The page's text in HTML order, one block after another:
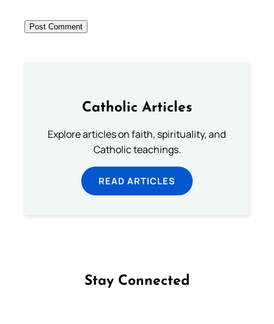
Catholic Articles
Explore articles on faith, spirituality, and
Catholic teachings.
READ ARTICLES
Stay Connected